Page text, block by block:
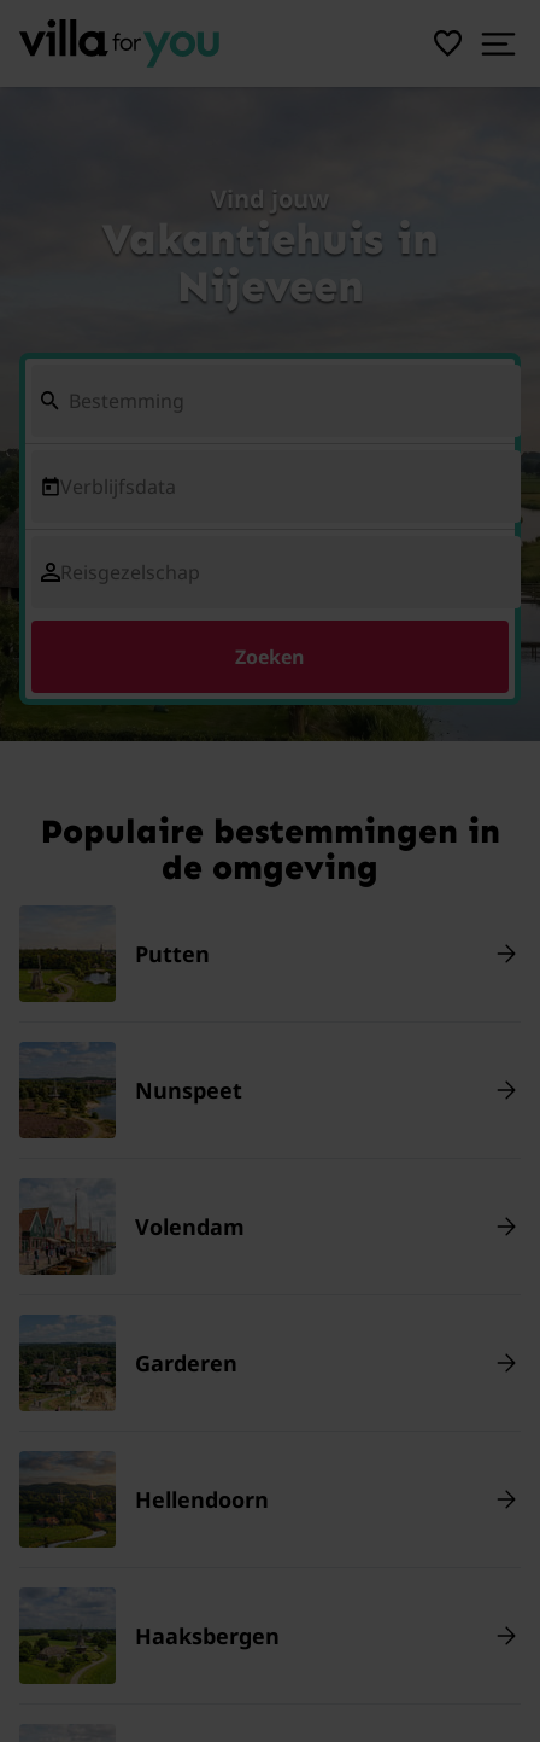
Vind jouw
Vakantiehuis in
Nijeveen
Verblijfsdata
Reisgezelschap
Zoeken
Populaire bestemmingen in
de omgeving
Putten
Nunspeet
Volendam
Garderen
Hellendoorn
Haaksbergen